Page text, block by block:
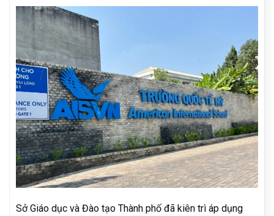
Sở Giáo dục và Đào tạo Thành phố đã kiên trì áp dụng